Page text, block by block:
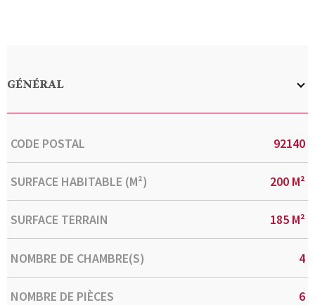
GÉNÉRAL
Caractérisque
CODE POSTAL 92140
SURFACE HABITABLE (M²) 200 M²
SURFACE TERRAIN 185 M²
NOMBRE DE CHAMBRE(S) 4
NOMBRE DE PIÈCES 6